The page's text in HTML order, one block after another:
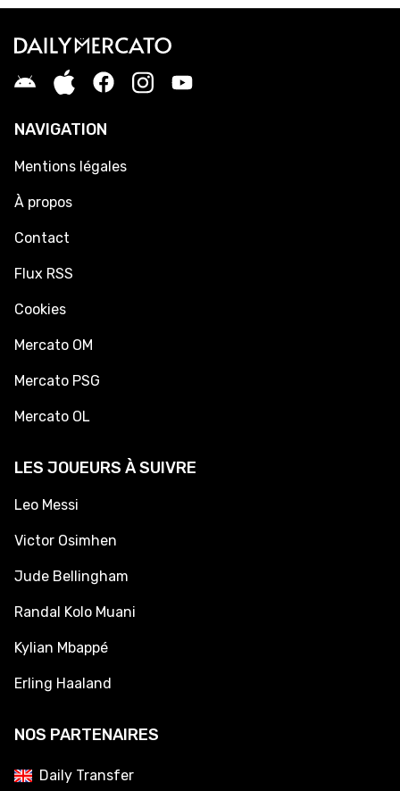
NAVIGATION
Mentions légales
À propos
Contact
Flux RSS
Cookies
Mercato OM
Mercato PSG
Mercato OL
LES JOUEURS À SUIVRE
Leo Messi
Victor Osimhen
Jude Bellingham
Randal Kolo Muani
Kylian Mbappé
Erling Haaland
NOS PARTENAIRES
Daily Transfer